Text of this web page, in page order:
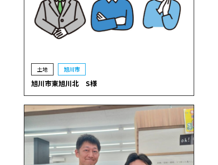
土地 旭川市
旭川市東旭川北 S様